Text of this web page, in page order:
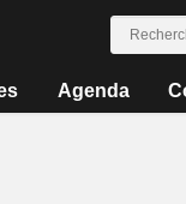
Agenda